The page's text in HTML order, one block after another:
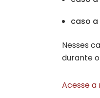
caso
Nesses
durante
Acesse